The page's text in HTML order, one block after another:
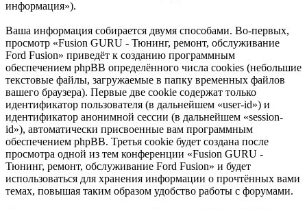
информация»).
Ваша информация собирается двумя способами. Во-первых,
просмотр «Fusion GURU - Тюнинг, ремонт, обслуживание
Ford Fusion» приведёт к созданию программным
обеспечением phpBB определённого числа cookies (небольшие
текстовые файлы, загружаемые в папку временных файлов
вашего браузера). Первые две cookie содержат только
идентификатор пользователя (в дальнейшем «user-id») и
идентификатор анонимной сессии (в дальнейшем «session-
id»), автоматически присвоенные вам программным
обеспечением phpBB. Третья cookie будет создана после
просмотра одной из тем конференции «Fusion GURU -
Тюнинг, ремонт, обслуживание Ford Fusion» и будет
использоваться для хранения информации о прочтённых вами
темах, повышая таким образом удобство работы с форумами.